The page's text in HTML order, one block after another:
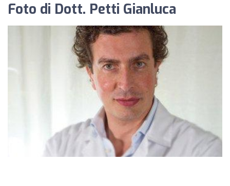
Foto di Dott. Petti Gianluca